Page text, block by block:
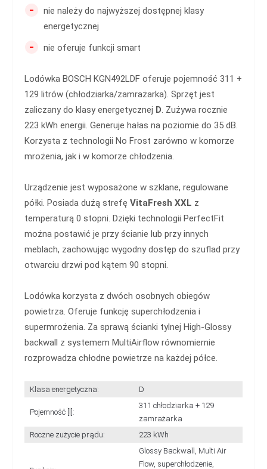
-
nie należy do najwyższej dostępnej klasy
energetycznej
- nie oferuje funkcji smart
Lodówka BOSCH KGN492LDF oferuje pojemność 311 +
129 litrów (chłodziarka/zamrażarka). Sprzęt jest
zaliczany do klasy energetycznej D. Zużywa rocznie
223 kWh energii. Generuje hałas na poziomie do 35 dB.
Korzysta z technologii No Frost zarówno w komorze
mrożenia, jak i w komorze chłodzenia.
Urządzenie jest wyposażone w szklane, regulowane
półki. Posiada dużą strefę VitaFresh XXL z
temperaturą 0 stopni. Dzięki technologii PerfectFit
można postawić je przy ścianie lub przy innych
meblach, zachowując wygodny dostęp do szuflad przy
otwarciu drzwi pod kątem 90 stopni.
Lodówka korzysta z dwóch osobnych obiegów
powietrza. Oferuje funkcję superchłodzenia i
supermrożenia. Za sprawą ścianki tylnej High-Glossy
backwall z systemem MultiAirflow równomiernie
rozprowadza chłodne powietrze na każdej półce.
Klasa energetyczna: D
Pojemność [l]:
311 chłodziarka + 129
zamrażarka
Roczne zużycie prądu:
223 kWh
Glossy Backwall, Multi Air
Flow, superchłodzenie,